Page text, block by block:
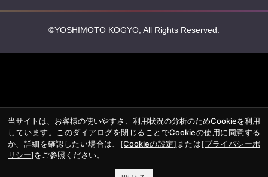
その他
©YOSHIMOTO KOGYO, All Rights Reserved.
当サイトは、お客様の使いやすさ、利用状況の分析のためCookieを利用
しています。このダイアログを閉じることでCookieの使用に同意する
か、詳細を確認したい場合は、 [Cookieの設定] または[プライバシーポ
リシー]をご参照ください。